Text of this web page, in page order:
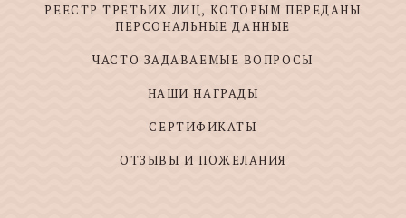
РЕЕСТР ТРЕТЬИХ ЛИЦ, КОТОРЫМ ПЕРЕДАНЫ
ПЕРСОНАЛЬНЫЕ ДАННЫЕ
ЧАСТО ЗАДАВАЕМЫЕ ВОПРОСЫ
НАШИ НАГРАДЫ
СЕРТИФИКАТЫ
ОТЗЫВЫ И ПОЖЕЛАНИЯ